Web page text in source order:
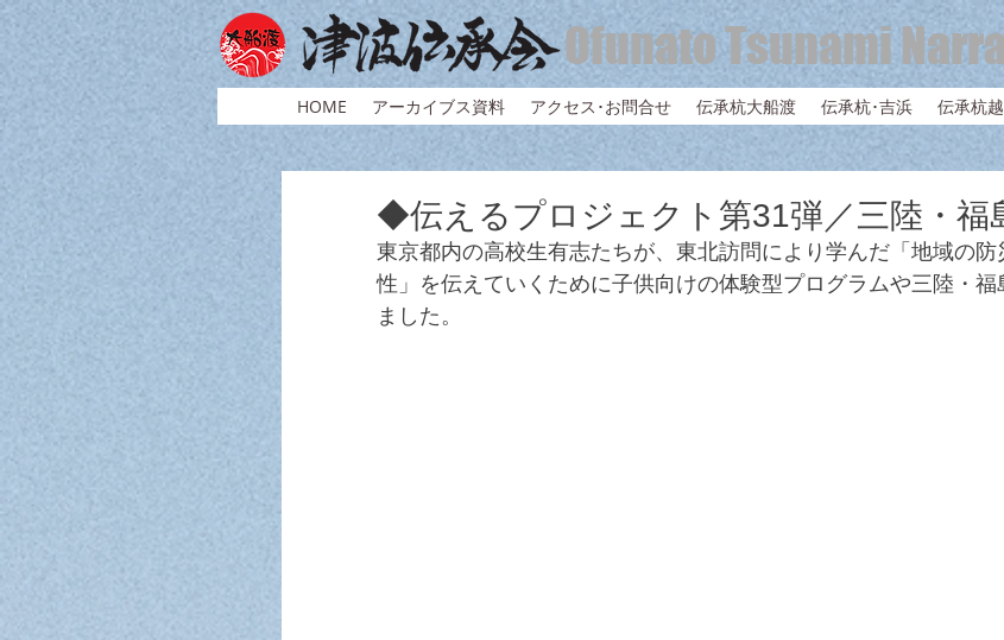
Ofunato Tsunami
HOME アーカイブス資料 アクセス･お問合せ 伝承杭大船渡 伝承杭･吉浜 伝承杭
◆伝えるプロジェクト第31弾／三陸・福
東京都内の高校生有志たちが、東北訪問により学んだ「地域の
性」を伝えていくために子供向けの体験型プログラムや三陸・福
ました。